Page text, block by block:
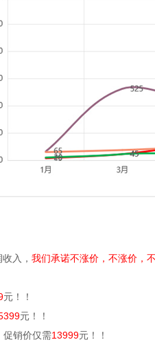
收入，我们承诺不涨价，不涨价，
元！！
元！！
促销价仅需13999元！！